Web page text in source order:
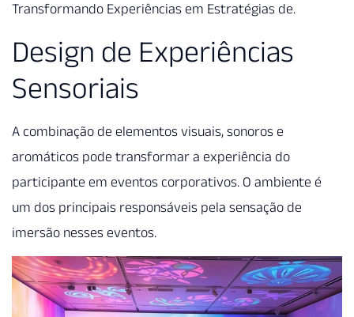
Transformando Experiências em Estratégias de.
Design de Experiências
Sensoriais
A combinação de elementos visuais, sonoros e
aromáticos pode transformar a experiência do
participante em eventos corporativos. O ambiente é
um dos principais responsáveis pela sensação de
imersão nesses eventos.